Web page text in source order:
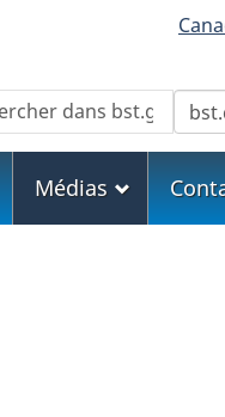
Médias